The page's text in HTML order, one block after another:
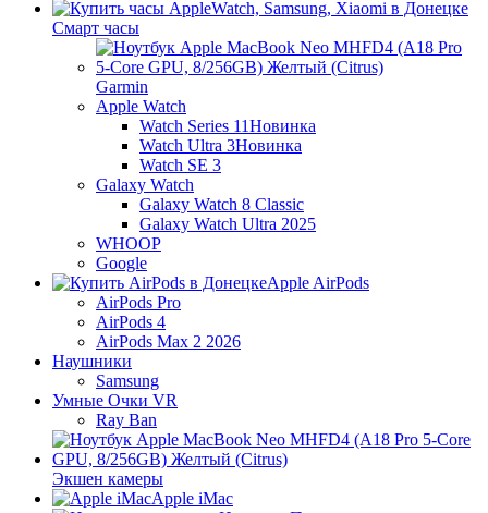
Смарт часы
Garmin
Apple Watch
Watch Series 11Новинка
Watch Ultra 3Новинка
Watch SE 3
Galaxy Watch
Galaxy Watch 8 Classic
Galaxy Watch Ultra 2025
WHOOP
Google
Apple AirPods
AirPods Pro
AirPods 4
AirPods Max 2 2026
Наушники
Samsung
Умные Очки VR
Ray Ban
Экшен камеры
Apple iMac